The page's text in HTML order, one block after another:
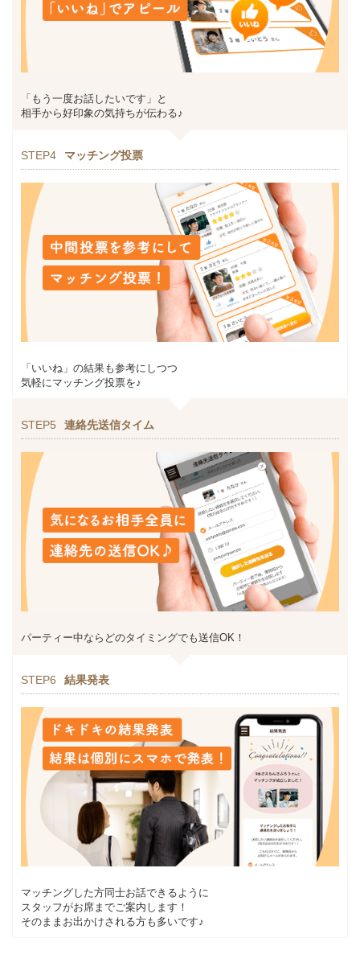
「もう一度お話したいです」と
相手から好印象の気持ちが伝わる♪
STEP4 マッチング投票
「いいね」の結果も参考にしつつ
気軽にマッチング投票を♪
STEP5 連絡先送信タイム
パーティー中ならどのタイミングでも送信OK！
STEP6 結果発表
マッチングした方同士お話できるように
スタッフがお席までご案内します！
そのままお出かけされる方も多いです♪